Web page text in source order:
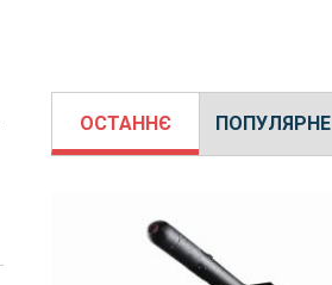
ОСТАННЄ ПОПУЛЯРНЕ